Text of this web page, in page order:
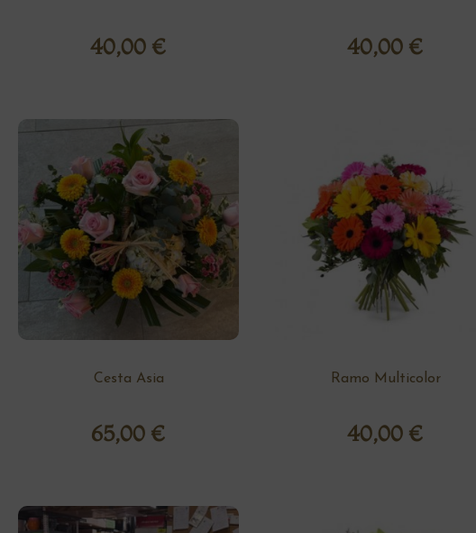
40,00 € 40,00 €
Cesta Asia
65,00 €
Ramo Multicolor
40,00 €